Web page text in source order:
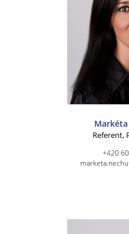
Referent,
+420